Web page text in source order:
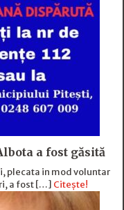
a fost găsită
plecata in mod voluntar
a fost […] Citește!